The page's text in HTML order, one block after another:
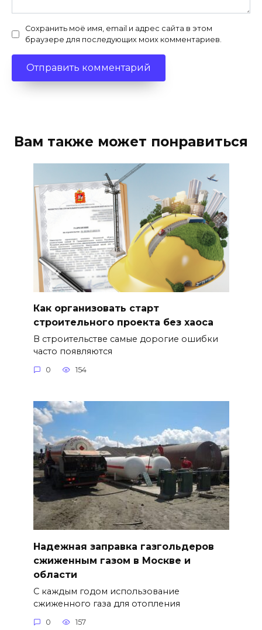
Сохранить моё имя, email и адрес сайта в этом
браузере для последующих моих комментариев.
Вам также может понравиться
Как организовать старт
строительного проекта без хаоса
В строительстве самые дорогие ошибки
часто появляются
0 154
Надежная заправка газгольдеров
сжиженным газом в Москве и
области
С каждым годом использование
сжиженного газа для отопления
0 157